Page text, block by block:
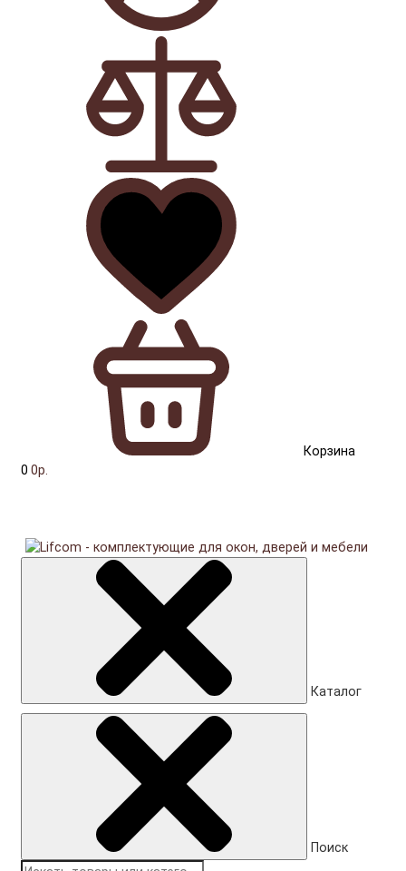
Корзина
0 0р.
Каталог
Поиск